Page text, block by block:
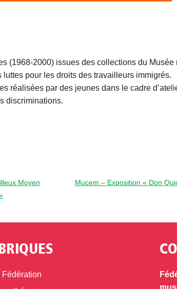
(1968-2000) issues des collections du Musée
pour les droits des travailleurs immigrés.
réalisées par des jeunes dans le cadre
discriminations.
Moyen
Mucem – Exposition « Don
Fédération